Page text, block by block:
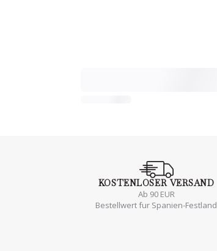
KOSTENLOSERVERSAND
Ab 90 EUR
Bestellwert fur Spanien-Festland